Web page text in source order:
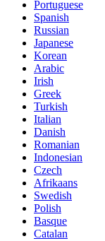
Portuguese
Spanish
Russian
Japanese
Korean
Arabic
Irish
Greek
Turkish
Italian
Danish
Romanian
Indonesian
Czech
Afrikaans
Swedish
Polish
Basque
Catalan